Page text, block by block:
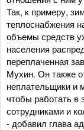
Так, к примеру,
теплоснабжения
объемы средств
населения
переплаченная
Мухин. Он также
неплательщики и
чтобы работать в
сотрудниками и
- добавил глава